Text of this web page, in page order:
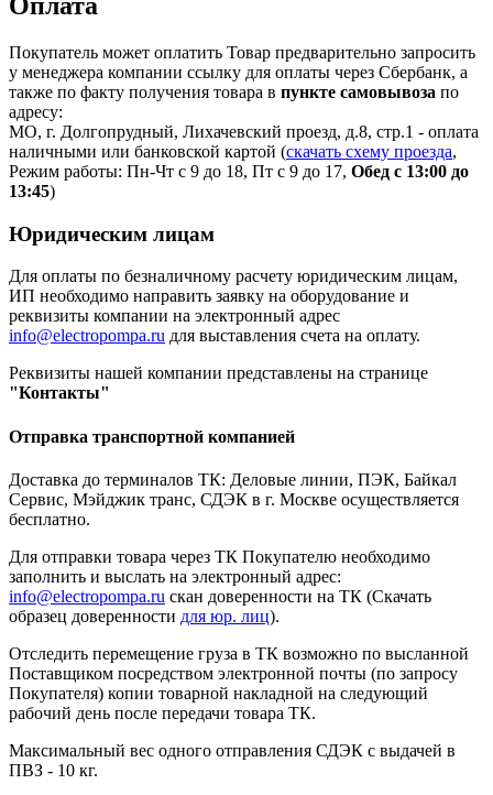
Покупатель может оплатить Товар предварительно запросить
у менеджера компании ссылку для оплаты через Сбербанк, а
также по факту получения товара в пункте самовывоза по
адресу:
МО, г. Долгопрудный, Лихачевский проезд, д.8, стр.1 - оплата
наличными или банковской картой (скачать схему проезда,
Режим работы: Пн-Чт с 9 до 18, Пт с 9 до 17, Обед с 13:00 до
13:45)
Юридическим лицам
Для оплаты по безналичному расчету юридическим лицам,
ИП необходимо направить заявку на оборудование и
реквизиты компании на электронный адрес
info@electropompa.ru для выставления счета на оплату.
Реквизиты нашей компании представлены на странице
"Контакты"
Отправка транспортной компанией
Доставка до терминалов ТК: Деловые линии, ПЭК, Байкал
Сервис, Мэйджик транс, СДЭК в г. Москве осуществляется
бесплатно.
Для отправки товара через ТК Покупателю необходимо
заполнить и выслать на электронный адрес:
info@electropompa.ru скан доверенности на ТК (Скачать
образец доверенности для юр. лиц).
Отследить перемещение груза в ТК возможно по высланной
Поставщиком посредством электронной почты (по запросу
Покупателя) копии товарной накладной на следующий
рабочий день после передачи товара ТК.
Максимальный вес одного отправления СДЭК с выдачей в
ПВЗ - 10 кг.